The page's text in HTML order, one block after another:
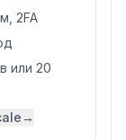
2FA
или 20
→